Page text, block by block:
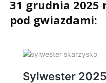
31 grudnia 2025
pod gwiazdami: